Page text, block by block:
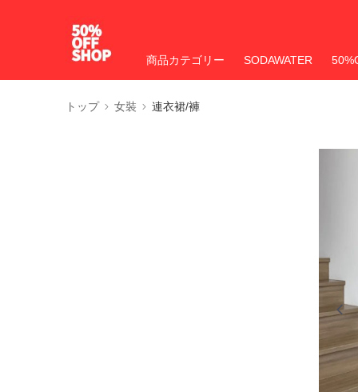
商品カテゴリー SODAWATER
トップ 女裝 連衣裙/褲